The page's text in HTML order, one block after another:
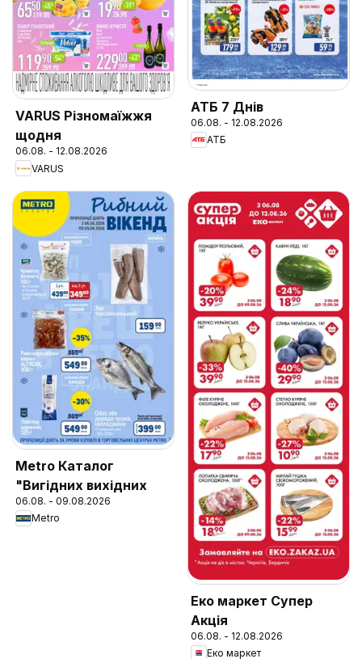
VARUS Різномаїжжя
щодня
06.08. - 12.08.2026
VARUS
АТБ 7 Днів
06.08. - 12.08.2026
АТБ
Metro Каталог
"Вигідних вихідних
06.08. - 09.08.2026
Metro
Еко маркет Супер
Акція
06.08. - 12.08.2026
Еко маркет